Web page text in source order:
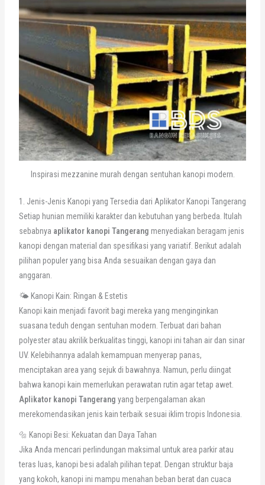
Inspirasi mezzanine murah dengan sentuhan kanopi modern.
1. Jenis-Jenis Kanopi yang Tersedia dari Aplikator Kanopi Tangerang
Setiap hunian memiliki karakter dan kebutuhan yang berbeda. Itulah
sebabnya aplikator kanopi Tangerang menyediakan beragam jenis
kanopi dengan material dan spesifikasi yang variatif. Berikut adalah
pilihan populer yang bisa Anda sesuaikan dengan gaya dan
anggaran.
🌤️ Kanopi Kain: Ringan & Estetis
Kanopi kain menjadi favorit bagi mereka yang menginginkan
suasana teduh dengan sentuhan modern. Terbuat dari bahan
polyester atau akrilik berkualitas tinggi, kanopi ini tahan air dan sinar
UV. Kelebihannya adalah kemampuan menyerap panas,
menciptakan area yang sejuk di bawahnya. Namun, perlu diingat
bahwa kanopi kain memerlukan perawatan rutin agar tetap awet.
Aplikator kanopi Tangerang yang berpengalaman akan
merekomendasikan jenis kain terbaik sesuai iklim tropis Indonesia.
🔩 Kanopi Besi: Kekuatan dan Daya Tahan
Jika Anda mencari perlindungan maksimal untuk area parkir atau
teras luas, kanopi besi adalah pilihan tepat. Dengan struktur baja
yang kokoh, kanopi ini mampu menahan beban berat dan cuaca